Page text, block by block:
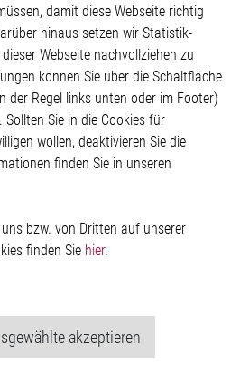
0
damit diese Webseite richtig
hinaus setzen wir Statistik-
Webseite nachvollziehen zu
können Sie über die Schaltfläche
der Regel links unten oder im Footer)
Sie in die Cookies für
wollen, deaktivieren Sie die
finden Sie in unseren
bzw. von Dritten auf unserer
finden Sie hier.
akzeptieren